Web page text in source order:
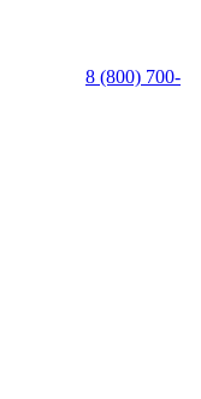
8 (800) 700-